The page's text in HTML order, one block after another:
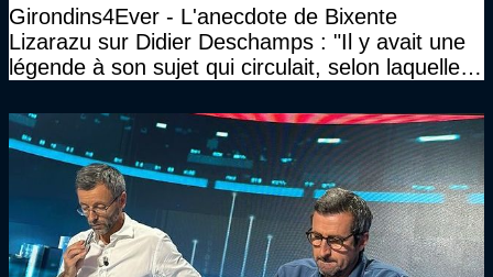
Girondins4Ever - L'anecdote de Bixente
Lizarazu sur Didier Deschamps : "Il y avait une
légende à son sujet qui circulait, selon laquelle il